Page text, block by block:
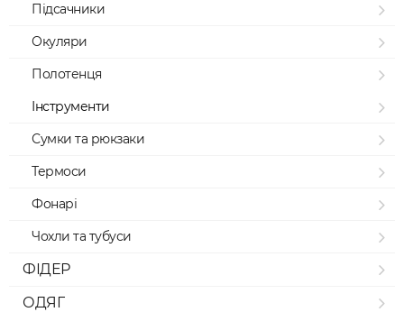
Підсачники
Окуляри
Полотенця
Інструменти
Сумки та рюкзаки
Термоси
Фонарі
Чохли та тубуси
ФІДЕР
ОДЯГ